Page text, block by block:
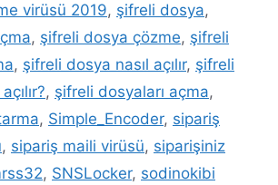
virüsü 2019, şifreli dosya,
, şifreli dosya çözme, şifreli
, şifreli dosya nasıl açılır, şifreli
, şifreli dosyaları açma,
, Simple_Encoder, sipariş
, sipariş maili virüsü, siparişiniz
, SNSLocker, sodinokibi